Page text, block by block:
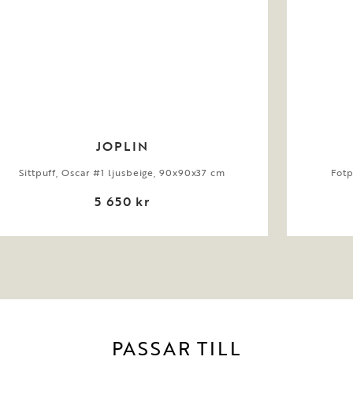
JOPLIN
Sittpuff, Oscar #1 ljusbeige, 90x90x37 cm
5 650 kr
PASSAR TILL